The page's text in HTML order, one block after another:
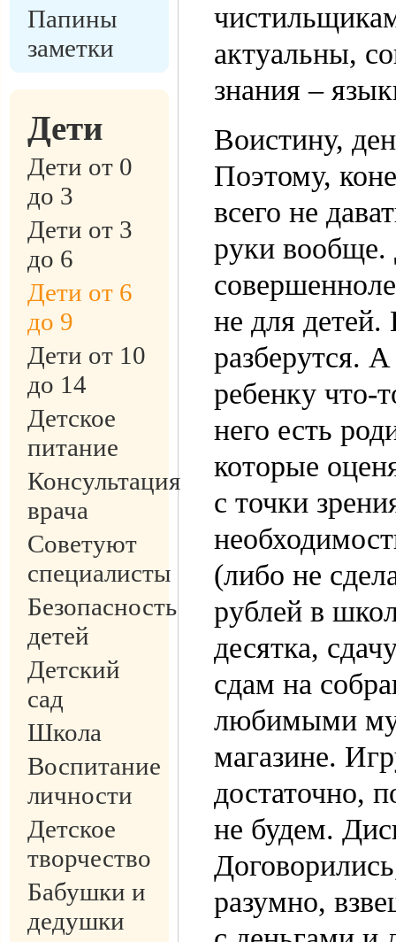
Папины
заметки
Дети
Дети от 0
до 3
Дети от 3
до 6
Дети от 6
до 9
Дети от 10
до 14
Детское
питание
Консультация
врача
Советуют
специалисты
Безопасность
детей
Детский
сад
Школа
Воспитание
личности
Детское
творчество
Бабушки и
дедушки
актуальны,
знания –
Воистину,
Поэтому,
всего не
руки
не для детей.
разберутся.
ребенку что-
него есть
которые
с точки
(либо не
рублей в
десятка,
сдам на
любимыми
магазине.
достаточно,
не будем.
разумно,